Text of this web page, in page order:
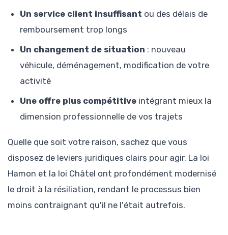
Un service client insuffisant ou des délais de
remboursement trop longs
Un changement de situation : nouveau
véhicule, déménagement, modification de votre
activité
Une offre plus compétitive intégrant mieux la
dimension professionnelle de vos trajets
Quelle que soit votre raison, sachez que vous
disposez de leviers juridiques clairs pour agir. La loi
Hamon et la loi Châtel ont profondément modernisé
le droit à la résiliation, rendant le processus bien
moins contraignant qu'il ne l'était autrefois.